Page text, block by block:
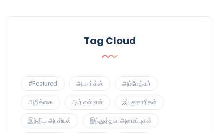
Tag Cloud
#Featured அ.மார்க்ஸ் அம்பேத்கர்
அறிக்கை ஆர்.எஸ்.எஸ் இடதுசாரிகள்
இந்திய அரசியல் இந்துத்துவ அமைப்புகள்